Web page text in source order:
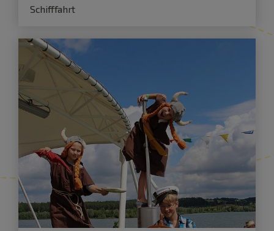
Schifffahrt